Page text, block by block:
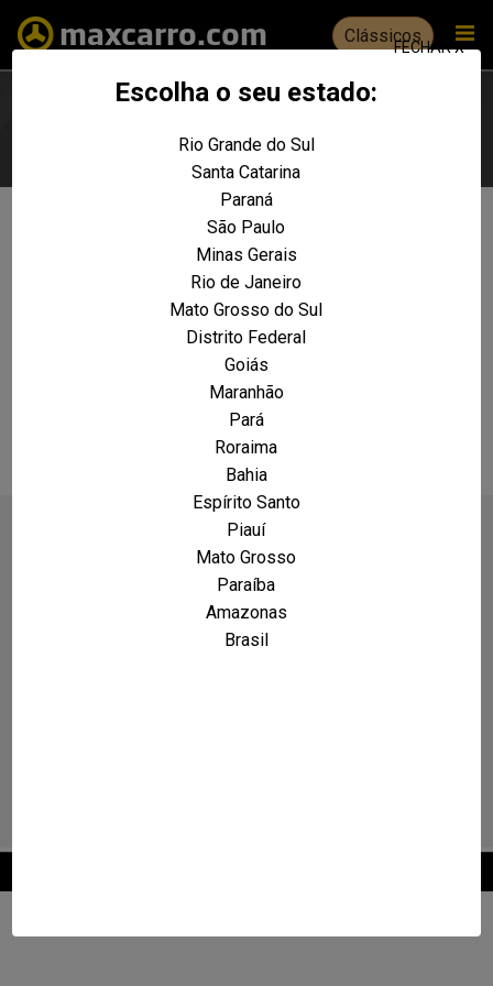
Escolha o seu estado:
FECHAR X
Rio Grande do Sul
Santa Catarina
Paraná
São Paulo
Minas Gerais
Rio de Janeiro
Mato Grosso do Sul
Distrito Federal
Goiás
Maranhão
Pará
Roraima
Bahia
Espírito Santo
Piauí
Mato Grosso
Paraíba
Amazonas
Brasil
Clássicos
Não foram encontrados resultados
para a sua pesquisa:
F-100 Blazer 2.3
REALIZE UMA NOVA PESQUISA E TENTE ENCONTRAR O VEÍCULO QUE VOCÊ